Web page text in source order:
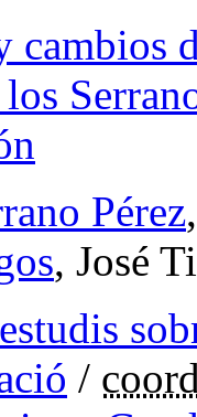
cambios
Pérez
, José
/